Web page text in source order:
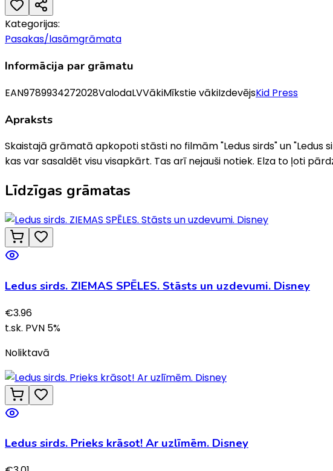
Kategorijas:
Pasakas/lasāmgrāmata
Informācija par grāmatu
EAN9789934272028ValodaLVVākiMīkstie vākiIzdevējsKid Press
Apraksts
Skaistajā grāmatā apkopoti stāsti no filmām "Ledus sirds" un "Ledus
kas var sasaldēt visu visapkārt. Tas arī nejauši notiek. Elza to ļoti
Līdzīgas grāmatas
Ledus sirds. ZIEMAS SPĒLES. Stāsts un uzdevumi. Disney
€3.96
t.sk. PVN 5%
Noliktavā
Ledus sirds. Prieks krāsot! Ar uzlīmēm. Disney